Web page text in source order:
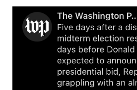
の
意
味
定
着/
英
検
級
英
単
語”